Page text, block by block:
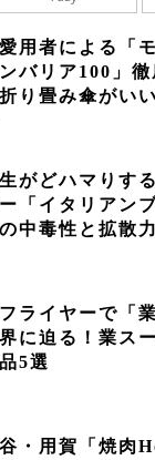
用者による「
ンバリア100」
り畳み傘がい
がどハマりす
「イタリアン
の中毒性と拡散力
ライヤーで「
に迫る！業ス
5選
・用賀「焼肉